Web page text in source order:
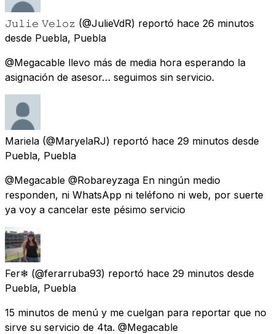
𝙹𝚞𝚕𝚒𝚎 𝚅𝚎𝚕𝚘𝚣 (@JulieVdR) reportó hace 26 minutos
desde Puebla, Puebla
@Megacable llevo más de media hora esperando la
asignación de asesor… seguimos sin servicio.
Mariela (@MaryelaRJ) reportó hace 29 minutos desde
Puebla, Puebla
@Megacable @Robareyzaga En ningún medio
responden, ni WhatsApp ni teléfono ni web, por suerte
ya voy a cancelar este pésimo servicio
Fer❄ (@ferarruba93) reportó hace 29 minutos desde
Puebla, Puebla
15 minutos de menú y me cuelgan para reportar que no
sirve su servicio de 4ta. @Megacable